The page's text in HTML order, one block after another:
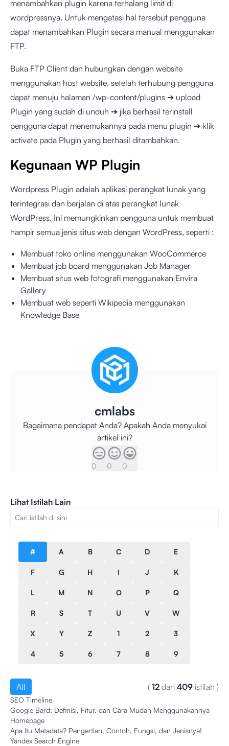
menambahkan plugin karena terhalang limit di
wordpressnya. Untuk mengatasi hal tersebut pengguna
dapat menambahkan Plugin secara manual menggunakan
FTP.
Buka FTP Client dan hubungkan dengan website
menggunakan host website, setelah terhubung pengguna
dapat menuju halaman /wp-content/plugins ➔ upload
Plugin yang sudah di unduh ➔ jika berhasil terinstall
pengguna dapat menemukannya pada menu plugin ➔ klik
activate pada Plugin yang berhasil ditambahkan.
Kegunaan WP Plugin
Wordpress Plugin adalah aplikasi perangkat lunak yang
terintegrasi dan berjalan di atas perangkat lunak
WordPress. Ini memungkinkan pengguna untuk membuat
hampir semua jenis situs web dengan WordPress, seperti :
Membuat toko online menggunakan WooCommerce
Membuat job board menggunakan Job Manager
Membuat situs web fotografi menggunakan Envira
Gallery
Membuat web seperti Wikipedia menggunakan
Knowledge Base
cmlabs
Bagaimana pendapat Anda? Apakah Anda menyukai
artikel ini?
0 0 0
Lihat Istilah Lain
# A B C D E
F G H I J K
L M N O P Q
R S T U V W
X Y Z 1 2 3
4 5 6 7 8 9
All ( 12 dari 409 istilah )
SEO Timeline
Google Bard: Definisi, Fitur, dan Cara Mudah Menggunakannya
Homepage
Apa Itu Metadata? Pengertian, Contoh, Fungsi, dan Jenisnya!
Yandex Search Engine